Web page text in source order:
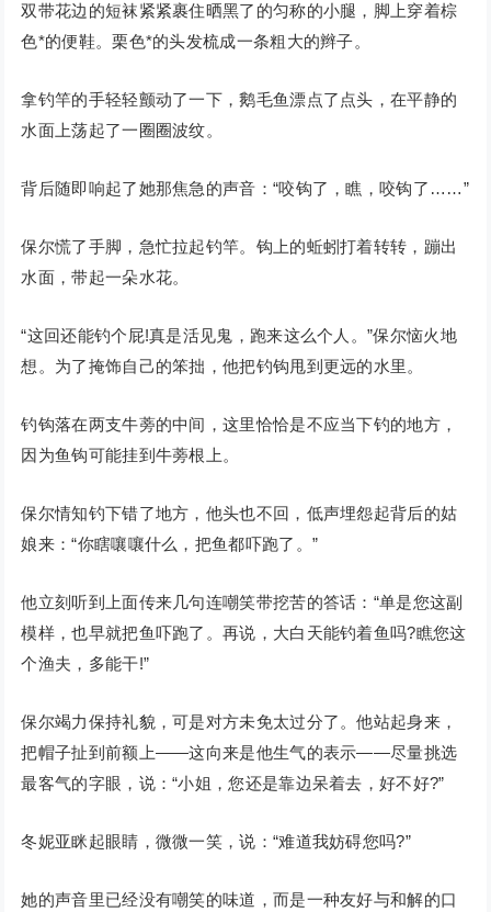
双带花边的短袜紧紧裹住晒黑了的匀称的小腿，脚上穿着棕
色*的便鞋。栗色*的头发梳成一条粗大的辫子。
拿钓竿的手轻轻颤动了一下，鹅毛鱼漂点了点头，在平静的
水面上荡起了一圈圈波纹。
背后随即响起了她那焦急的声音：“咬钩了，瞧，咬钩了……”
保尔慌了手脚，急忙拉起钓竿。钩上的蚯蚓打着转转，蹦出
水面，带起一朵水花。
“这回还能钓个屁!真是活见鬼，跑来这么个人。”保尔恼火地
想。为了掩饰自己的笨拙，他把钓钩甩到更远的水里。
钓钩落在两支牛蒡的中间，这里恰恰是不应当下钓的地方，
因为鱼钩可能挂到牛蒡根上。
保尔情知钓下错了地方，他头也不回，低声埋怨起背后的姑
娘来：“你瞎嚷嚷什么，把鱼都吓跑了。”
他立刻听到上面传来几句连嘲笑带挖苦的答话：“单是您这副
模样，也早就把鱼吓跑了。再说，大白天能钓着鱼吗?瞧您这
个渔夫，多能干!”
保尔竭力保持礼貌，可是对方未免太过分了。他站起身来，
把帽子扯到前额上——这向来是他生气的表示——尽量挑选
最客气的字眼，说：“小姐，您还是靠边呆着去，好不好?”
冬妮亚眯起眼睛，微微一笑，说：“难道我妨碍您吗?”
她的声音里已经没有嘲笑的味道，而是一种友好与和解的口